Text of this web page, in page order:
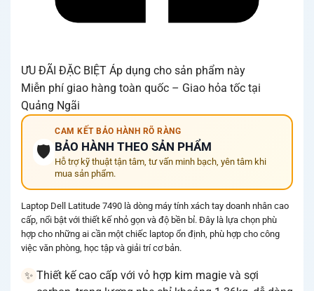
ƯU ĐÃI ĐẶC BIỆT Áp dụng cho sản phẩm này
Miễn phí giao hàng toàn quốc – Giao hỏa tốc tại
Quảng Ngãi
🛡️
CAM KẾT BẢO HÀNH RÕ RÀNG
BẢO HÀNH THEO SẢN PHẨM
Hỗ trợ kỹ thuật tận tâm, tư vấn minh bạch, yên tâm khi
mua sản phẩm.
Laptop Dell Latitude 7490 là dòng máy tính xách tay doanh nhân cao
cấp, nổi bật với thiết kế nhỏ gọn và độ bền bỉ. Đây là lựa chọn phù
hợp cho những ai cần một chiếc laptop ổn định, phù hợp cho công
việc văn phòng, học tập và giải trí cơ bản.
✨ Thiết kế cao cấp với vỏ hợp kim magie và sợi